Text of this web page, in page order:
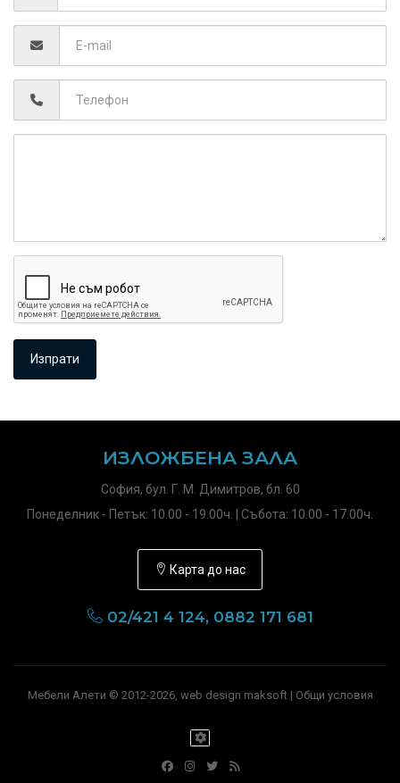
ИЗЛОЖБЕНА ЗАЛА
София, бул. Г. М. Димитров, бл. 60
Понеделник - Петък: 10.00 - 19.00ч. | Събота: 10.00 - 17.00ч.
Карта до нас
02/421 4 124, 0882 171 681
Мебели Алети © 2012-2026, web design maksoft | Общи условия